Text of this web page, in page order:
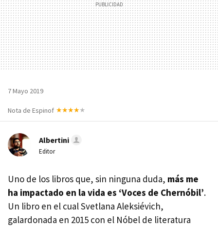
7 Mayo 2019
Nota de Espinof
Albertini
Editor
Uno de los libros que, sin ninguna duda, más me
ha impactado en la vida es ‘Voces de Chernóbil’.
Un libro en el cual Svetlana Aleksiévich,
galardonada en 2015 con el Nóbel de literatura